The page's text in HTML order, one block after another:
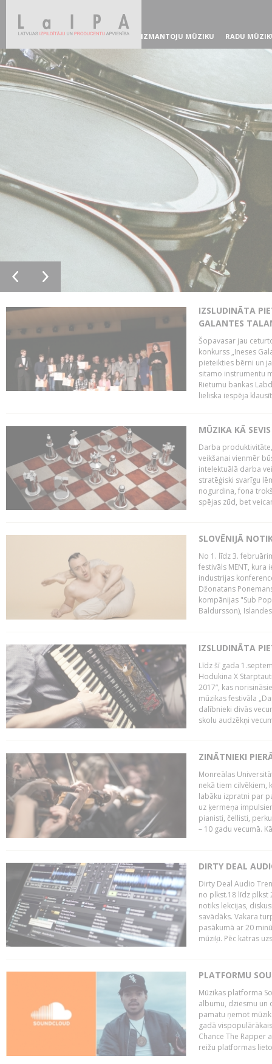
IZMANTOJU MŪZIKU RADU
IZSLUDINĀTA
GALANTES
Šopavasar jau
konkurss „Ineses
pieteikties bērni un
sitamo instrumentu
Rietumu bankas
lieliska iespēja
MŪZIKA KĀ
Darba
veikšanai vienmēr
intelektuālā darba
stratēģiski svarīgu
nogurdina, fona
spējas zūd, bet
SLOVĒNIJĀ
No 1. līdz 3.
festivāls MENT, kura
industrijas
Džonatans
kompānijas "Sub
Baldursson),
IZSLUDINĀTA
Līdz šī gada
Hodukina X
2017”, kas
mūzikas festivāla
dalībnieki divās
skolu audzēkņi
ZINĀTNIEKI
Monreālas
nekā tiem cilvēkiem,
labāku izpratni par
uz ķermeņa
pianisti, čellisti,
– 10 gadu vecumā.
DIRTY DEAL
Dirty Deal Audio
no plkst.18 līdz plkst
notiks lekcijas,
savādāks. Vakara
pasākumā ar 20
mūziķi. Pēc katras
PLATFORMU
Mūzikas platforma
albumu, dziesmu un
pamatu ņemot
gadā
Chance The Rapper
reižu platformas